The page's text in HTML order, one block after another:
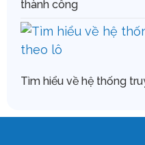
thành công
Tìm hiểu về hệ thống